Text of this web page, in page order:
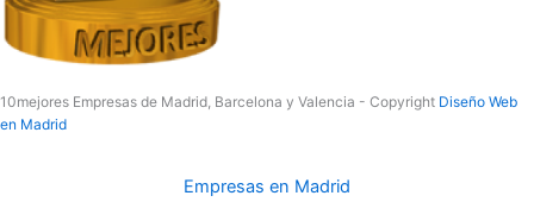
10mejores Empresas de Madrid, Barcelona y Valencia - Copyright Diseño Web
en Madrid
Empresas en Madrid